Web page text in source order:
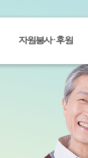
자원봉사ㆍ후원